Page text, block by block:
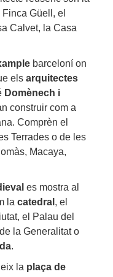
Güell, el
Calvet, la Casa
barceloní on
els arquitectes
Domènech i
construir com a
Comprèn el
Terrades o de les
Macaya,
es mostra al
la catedral , el
el Palau del
la Generalitat o
.
la plaça de